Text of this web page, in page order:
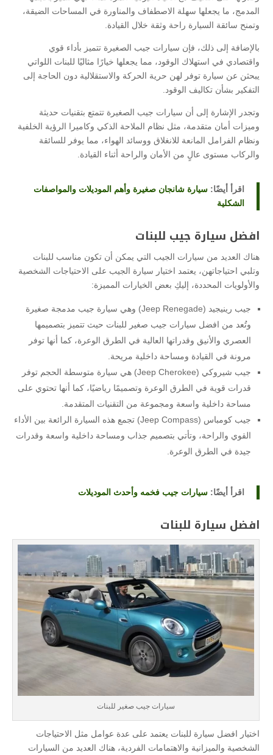
المدمج، ما يجعلها سهلة الاصطفاف والمناورة في المساحات الضيقة،
وتمنح سائقة السيارة راحة وثقة خلال القيادة.
بالإضافة إلى ذلك، فإن سيارات جيب الصغيرة تتميز بأداء قوي
واقتصادي في استهلاك الوقود، مما يجعلها خيارًا مثاليًا للبنات اللواتي
يبحثن عن سيارة توفر لهن حرية الحركة والاستقلالية دون الحاجة إلى
التفكير بشأن تكاليف الوقود.
وتجدر الإشارة إلى أن سيارات جيب الصغيرة تتمتع بتقنيات حديثة
وميزات أمان متقدمة، مثل نظام الملاحة الذكي وكاميرا الرؤية الخلفية
ونظام الفرامل المانعة للانغلاق ووسائد الهواء، مما يوفر للسائقة
والركاب مستوى عالٍ من الأمان والراحة أثناء القيادة.
اقرأ أيضًا: سيارة شانجان صغيرة وأهم الموديلات والمواصفات
الشكلية
افضل سيارة جيب للبنات
هناك العديد من سيارات الجيب التي يمكن أن تكون مناسب للبنات
وتلبي احتياجاتهن، يعتمد اختيار سيارة الجيب على الاحتياجات الشخصية
والأولويات المحددة، إليكِ بعض الخيارات المميزة:
جيب رينيجيد (Jeep Renegade) وهي سيارة جيب مدمجة صغيرة
وتُعد من افضل سيارات جيب صغير للبنات حيث تتميز بتصميمها
العصري والأنيق وقدراتها العالية في الطرق الوعرة، كما أنها توفر
مرونة في القيادة ومساحة داخلية مريحة.
جيب شيروكي (Jeep Cherokee) هي سيارة متوسطة الحجم توفر
قدرات قوية في الطرق الوعرة وتصميمًا رياضيًا، كما أنها تحتوي على
مساحة داخلية واسعة ومجموعة من التقنيات المتقدمة.
جيب كومباس (Jeep Compass) تجمع هذه السيارة الرائعة بين الأداء
القوي والراحة، وتأتي بتصميم جذاب ومساحة داخلية واسعة وقدرات
جيدة في الطرق الوعرة.
اقرأ أيضًا: سيارات جيب فخمه وأحدث الموديلات
افضل سيارة للبنات
سيارات جيب صغير للبنات
اختيار افضل سيارة للبنات يعتمد على عدة عوامل مثل الاحتياجات
الشخصية والميزانية والاهتمامات الفردية، هناك العديد من السيارات